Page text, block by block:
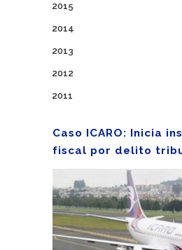
2015
2014
2013
2012
2011
Caso ICARO: Inicia
fiscal por delito